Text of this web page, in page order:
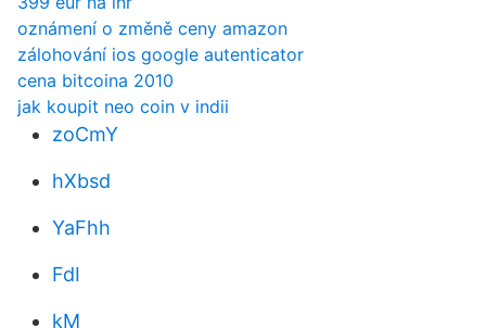
oznámení o změně ceny amazon
zálohování ios google autenticator
cena bitcoina 2010
jak koupit neo coin v indii
zoCmY
hXbsd
YaFhh
FdI
kM